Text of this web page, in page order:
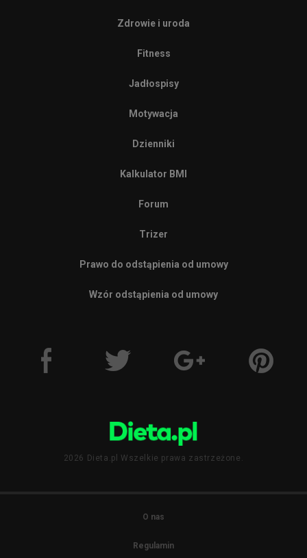
Zdrowie i uroda
Fitness
Jadłospisy
Motywacja
Dzienniki
Kalkulator BMI
Forum
Trizer
Prawo do odstąpienia od umowy
Wzór odstąpienia od umowy
2026 Dieta.pl Wszelkie prawa zastrzeżone.
O nas
Regulamin